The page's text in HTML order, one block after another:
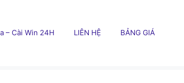
– Cài Win 24H LIÊN HỆ BẢNG GIÁ